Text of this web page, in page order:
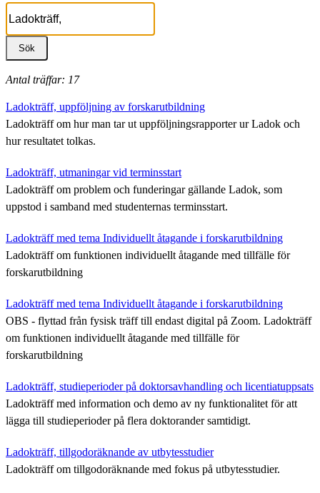
Antal träffar: 17
Ladokträff, uppföljning av forskarutbildning
Ladokträff om hur man tar ut uppföljningsrapporter ur Ladok och
hur resultatet tolkas.
Ladokträff, utmaningar vid terminsstart
Ladokträff om problem och funderingar gällande Ladok, som
uppstod i samband med studenternas terminsstart.
Ladokträff med tema Individuellt åtagande i forskarutbildning
Ladokträff om funktionen individuellt åtagande med tillfälle för
forskarutbildning
Ladokträff med tema Individuellt åtagande i forskarutbildning
OBS - flyttad från fysisk träff till endast digital på Zoom. Ladokträff
om funktionen individuellt åtagande med tillfälle för
forskarutbildning
Ladokträff, studieperioder på doktorsavhandling och licentiatuppsats
Ladokträff med information och demo av ny funktionalitet för att
lägga till studieperioder på flera doktorander samtidigt.
Ladokträff, tillgodoräknande av utbytesstudier
Ladokträff om tillgodoräknande med fokus på utbytesstudier.